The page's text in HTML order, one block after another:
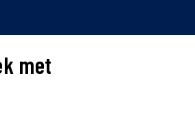
met